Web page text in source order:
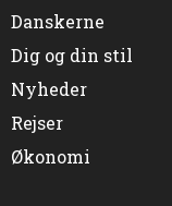
Danskerne
Dig og din stil
Nyheder
Rejser
Økonomi